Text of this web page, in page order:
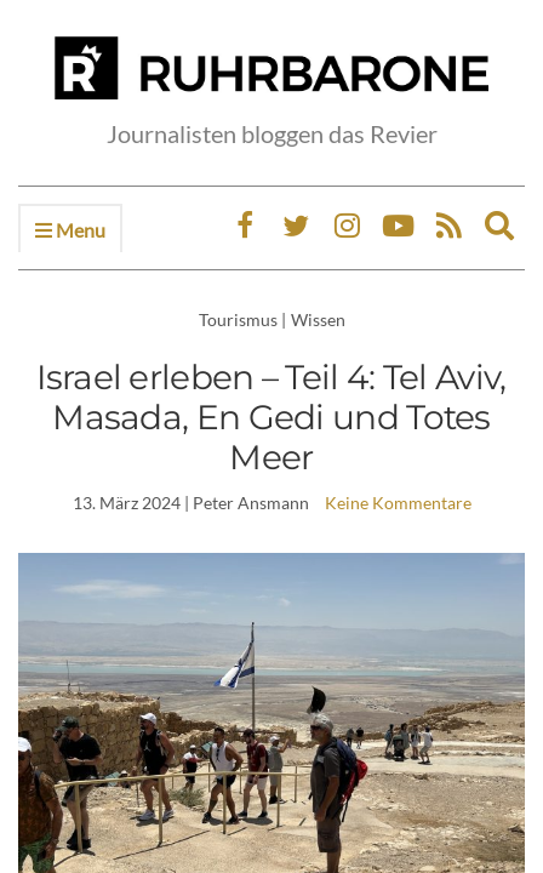
Journalisten bloggen das Revier
Menu
Tourismus | Wissen
Israel erleben – Teil 4: Tel Aviv,
Masada, En Gedi und Totes
Meer
13. März 2024| Peter Ansmann Keine Kommentare